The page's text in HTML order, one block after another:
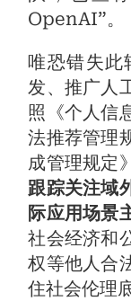
OpenAI”。
唯恐错失此
发、推广人
照《个人信
法推荐管理
成管理规定
跟踪关注域
际应用场景
社会经济和
权等他人合
住社会伦理